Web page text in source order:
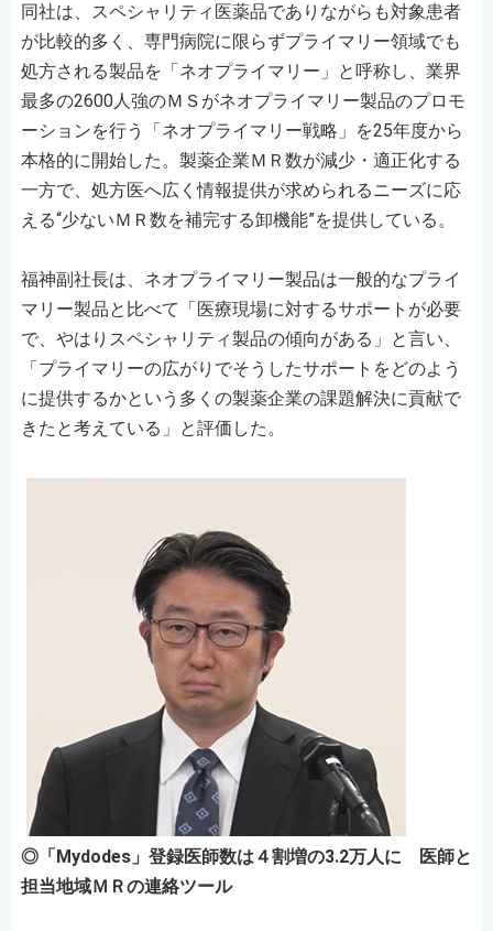
同社は、スペシャリティ医薬品でありながらも対象患者
が比較的多く、専門病院に限らずプライマリー領域でも
処方される製品を「ネオプライマリー」と呼称し、業界
最多の2600人強のＭＳがネオプライマリー製品のプロモ
ーションを行う「ネオプライマリー戦略」を25年度から
本格的に開始した。製薬企業ＭＲ数が減少・適正化する
一方で、処方医へ広く情報提供が求められるニーズに応
える“少ないＭＲ数を補完する卸機能”を提供している。
福神副社長は、ネオプライマリー製品は一般的なプライ
マリー製品と比べて「医療現場に対するサポートが必要
で、やはりスペシャリティ製品の傾向がある」と言い、
「プライマリーの広がりでそうしたサポートをどのよう
に提供するかという多くの製薬企業の課題解決に貢献で
きたと考えている」と評価した。
◎「Mydodes」登録医師数は４割増の3.2万人に 医師と
担当地域ＭＲの連絡ツール